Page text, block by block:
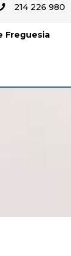
214 226 980
Freguesia